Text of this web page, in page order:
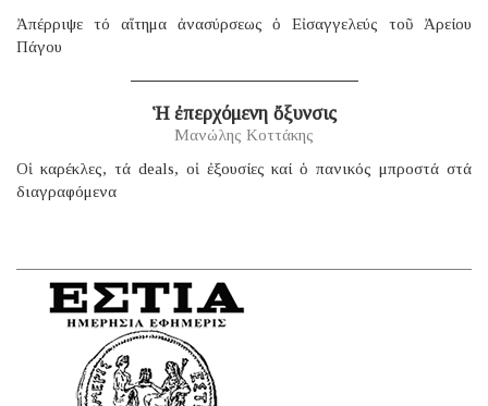
Ἀπέρριψε τό αἴτημα ἀνασύρσεως ὁ Εἰσαγγελεύς τοῦ Ἀρείου
Πάγου
Ἡ ἐπερχόμενη ὄξυνσις
Μανώλης Κοττάκης
Οἱ καρέκλες, τά deals, οἱ ἐξουσίες καί ὁ πανικός μπροστά στά
διαγραφόμενα